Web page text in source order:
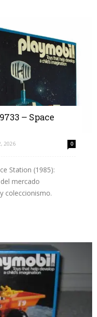
– Space
2026 0
Station (1985):
mercado
coleccionismo.